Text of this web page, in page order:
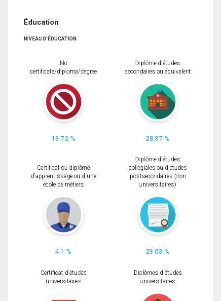
Éducation
NIVEAU D'ÉDUCATION
No
certificate/diploma/degree
13.72 %
Diplôme d'études
secondaires ou équivalent
28.37 %
Certificat ou diplôme
d'apprentissage ou d'une
école de métiers
4.1 %
Diplôme d'études
collégiales ou d'études
postsecondaires (non
universitaires)
23.03 %
Certificat d'études
universitaires
Diplômes d'études
universitaires